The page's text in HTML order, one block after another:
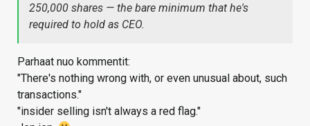
250,000 shares — the bare minimum that he's
required to hold as CEO.
Parhaat nuo kommentit:
"There's nothing wrong with, or even unusual about, such
transactions."
"insider selling isn't always a red flag."